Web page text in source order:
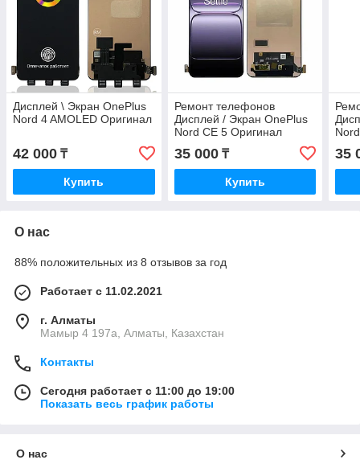
Дисплей \ Экран OnePlus
Nord 4 AMOLED Оригинал
42 000 ₸
Купить
Ремонт телефонов
Дисплей / Экран OnePlus
Nord CE 5 Оригинал
35 000₸
Купить
35
О нас
88% положительных из 8 отзывов за год
Работает с 11.02.2021
г. Алматы
Мамыр 4 197а, Алматы, Казахстан
Контакты
Сегодня работает с 11:00 до 19:00
Показать весь график работы
О нас